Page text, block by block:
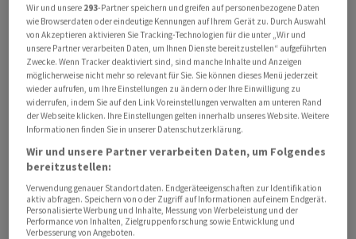
Gestützt wurde der Euro durch Aussagen des EZB-
Direktoriumsmitglieds Isabel Schnabel, die sich gegen
schnelle Zinssenkungen aussprach. In einem Interview
mit der «Financial Times» sagte die Notenbankerin, dass
jüngste Konjunkturdaten gezeigt hätten, dass die
Notenbank bei einer geldpolitischen Straffung
«geduldig und vorsichtig» vorgehen sollte. Sie verwies
auf die anhaltende Inflation im Dienstleistungssektor,
einen widerstandsfähigen Arbeitsmarkt und die
geopolitischen Spannungen im Nahen Osten. «Dies
warnt davor, den politischen Kurs bald anzupassen»,
sagte Schnabel.
Wir und unsere 293-Partner speichern und greifen auf personenbezogene Daten
wie Browserdaten oder eindeutige Kennungen auf Ihrem Gerät zu. Durch Auswahl
von Akzeptieren aktivieren Sie Tracking-Technologien für die unter „Wir und
unsere Partner verarbeiten Daten, um Ihnen Dienste bereitzustellen“ aufgeführten
Zwecke. Wenn Tracker deaktiviert sind, sind manche Inhalte und Anzeigen
möglicherweise nicht mehr so relevant für Sie. Sie können dieses Menü jederzeit
wieder aufrufen, um Ihre Einstellungen zu ändern oder Ihre Einwilligung zu
widerrufen, indem Sie auf den Link Voreinstellungen verwalten am unteren Rand
der Webseite klicken. Ihre Einstellungen gelten innerhalb unseres Website. Weitere
Informationen finden Sie in unserer Datenschutzerklärung.
Wir und unsere Partner verarbeiten Daten, um Folgendes
bereitzustellen:
Verwendung genauer Standortdaten. Endgeräteeigenschaften zur Identifikation
aktiv abfragen. Speichern von oder Zugriff auf Informationen auf einem Endgerät.
Personalisierte Werbung und Inhalte, Messung von Werbeleistung und der
Performance von Inhalten, Zielgruppenforschung sowie Entwicklung und
Verbesserung von Angeboten.